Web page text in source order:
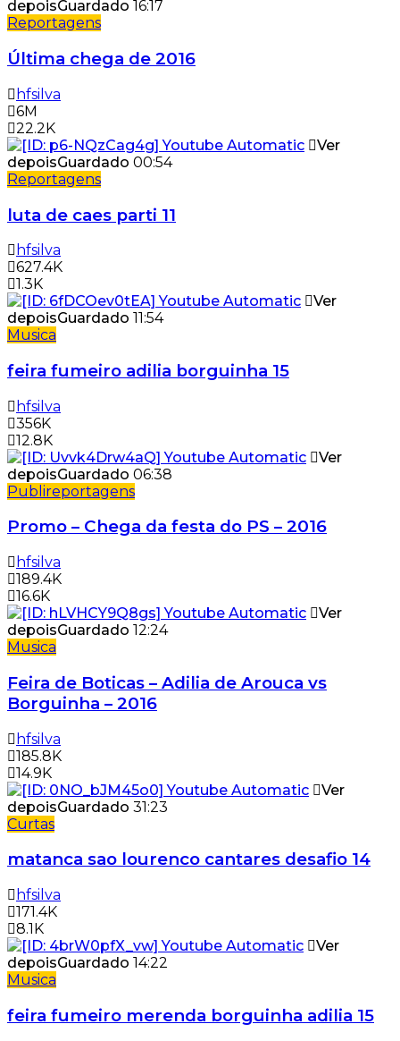
depoisGuardado 16:17
Reportagens
Última chega de 2016
hfsilva
6M
22.2K
Ver
depoisGuardado 00:54
Reportagens
luta de caes parti 11
hfsilva
627.4K
1.3K
Ver
depoisGuardado 11:54
Musica
feira fumeiro adilia borguinha 15
hfsilva
356K
12.8K
Ver
depoisGuardado 06:38
Publireportagens
Promo – Chega da festa do PS – 2016
hfsilva
189.4K
16.6K
Ver
depoisGuardado 12:24
Musica
Feira de Boticas – Adilia de Arouca vs
Borguinha – 2016
hfsilva
185.8K
14.9K
Ver
depoisGuardado 31:23
Curtas
matanca sao lourenco cantares desafio 14
hfsilva
171.4K
8.1K
Ver
depoisGuardado 14:22
Musica
feira fumeiro merenda borguinha adilia 15